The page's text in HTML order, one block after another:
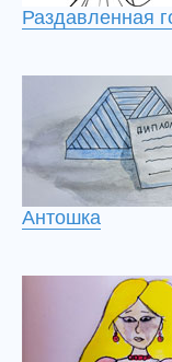
Раздавленная
Антошка